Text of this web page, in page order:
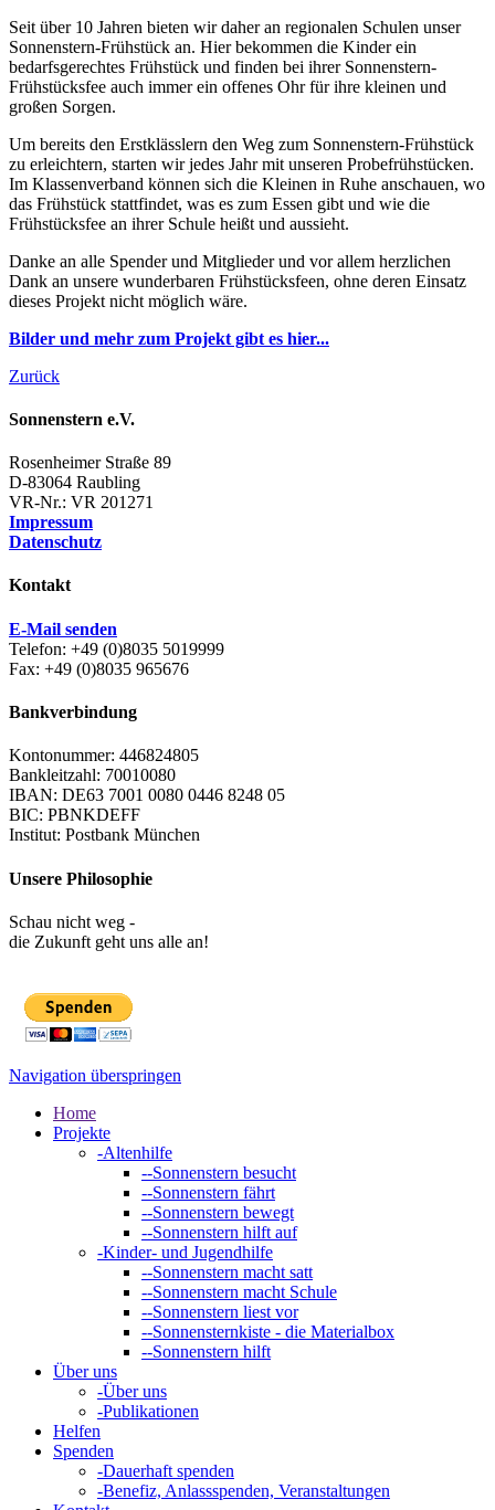
Seit über 10 Jahren bieten wir daher an regionalen Schulen unser
Sonnenstern-Frühstück an. Hier bekommen die Kinder ein
bedarfsgerechtes Frühstück und finden bei ihrer Sonnenstern-
Frühstücksfee auch immer ein offenes Ohr für ihre kleinen und
großen Sorgen.
Um bereits den Erstklässlern den Weg zum Sonnenstern-Frühstück
zu erleichtern, starten wir jedes Jahr mit unseren Probefrühstücken.
Im Klassenverband können sich die Kleinen in Ruhe anschauen, wo
das Frühstück stattfindet, was es zum Essen gibt und wie die
Frühstücksfee an ihrer Schule heißt und aussieht.
Danke an alle Spender und Mitglieder und vor allem herzlichen
Dank an unsere wunderbaren Frühstücksfeen, ohne deren Einsatz
dieses Projekt nicht möglich wäre.
Bilder und mehr zum Projekt gibt es hier...
Zurück
Sonnenstern e.V.
Rosenheimer Straße 89
D-83064 Raubling
VR-Nr.: VR 201271
Impressum
Datenschutz
Kontakt
E-Mail senden
Telefon: +49 (0)8035 5019999
Fax: +49 (0)8035 965676
Bankverbindung
Kontonummer: 446824805
Bankleitzahl: 70010080
IBAN: DE63 7001 0080 0446 8248 05
BIC: PBNKDEFF
Institut: Postbank München
Unsere Philosophie
Schau nicht weg -
die Zukunft geht uns alle an!
Navigation überspringen
Home
Projekte
-Altenhilfe
--Sonnenstern besucht
--Sonnenstern fährt
--Sonnenstern bewegt
--Sonnenstern hilft auf
-Kinder- und Jugendhilfe
--Sonnenstern macht satt
--Sonnenstern macht Schule
--Sonnenstern liest vor
--Sonnensternkiste - die Materialbox
--Sonnenstern hilft
Über uns
-Über uns
-Publikationen
Helfen
Spenden
-Dauerhaft spenden
-Benefiz, Anlassspenden, Veranstaltungen